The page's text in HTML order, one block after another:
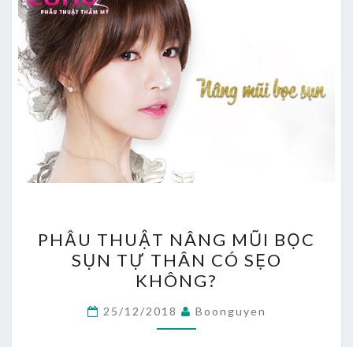
THUẬT
NÂNG
MŨI
BỌC
SỤN
PHẪU THUẬT NÂNG MŨI BỌC
SỤN TỰ THÂN CÓ SẸO
KHÔNG?
25/12/2018 Boonguyen